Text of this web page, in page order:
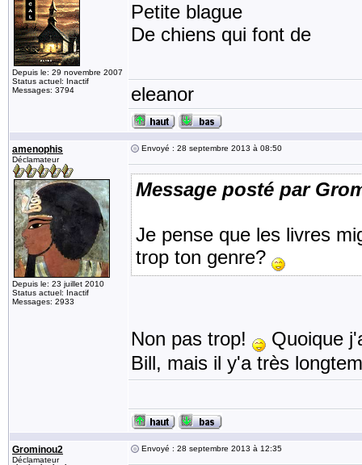
Depuis le: 29 novembre 2007
Status actuel: Inactif
Messages: 3794
Petite blague
De chiens qui font de
eleanor
amenophis
Déclamateur
Depuis le: 23 juillet 2010
Status actuel: Inactif
Messages: 2933
Envoyé : 28 septembre 2013 à 08:50
Message posté par
Je pense que les livres
trop ton genre?
Non pas trop!
Quoique
Bill, mais il y'a très
Grominou2
Déclamateur
Envoyé : 28 septembre 2013 à 12:35